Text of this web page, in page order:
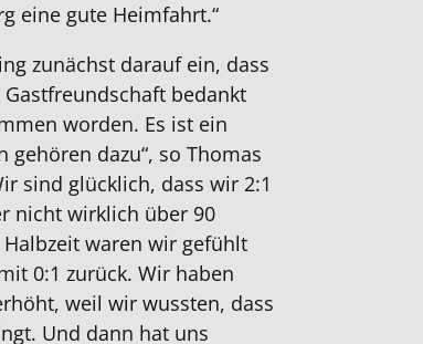
eine gute Heimfahrt.“
zunächst darauf ein, dass
bedankt
worden. Es ist ein
dazu“, so Thomas
sind glücklich, dass wir 2:1
nicht wirklich über 90
waren wir gefühlt
0:1 zurück. Wir haben
weil wir wussten, dass
Und dann hat uns